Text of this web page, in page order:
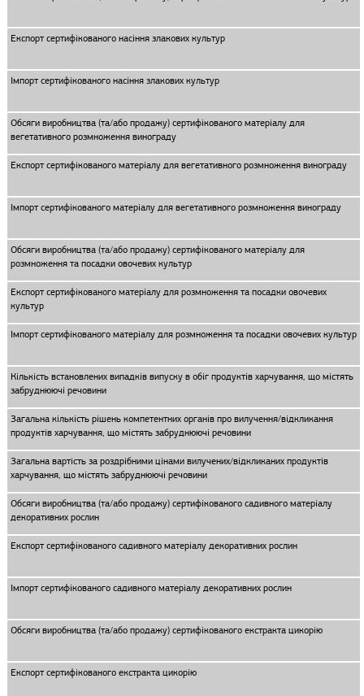
Експорт сертифікованого насіння злакових культур
Імпорт сертифікованого насіння злакових культур
Обсяги виробництва (та/або продажу) сертифікованого матеріалу для
вегетативного розмноження винограду
Експорт сертифікованого матеріалу для вегетативного розмноження винограду
Імпорт сертифікованого матеріалу для вегетативного розмноження винограду
Обсяги виробництва (та/або продажу) сертифікованого матеріалу для
розмноження та посадки овочевих культур
Експорт сертифікованого матеріалу для розмноження та посадки овочевих
культур
Імпорт сертифікованого матеріалу для розмноження та посадки овочевих культур
Кількість встановлених випадків випуску в обіг продуктів харчування, що містять
забруднюючі речовини
Загальна кількість рішень компетентних органів про вилучення/відкликання
продуктів харчування, що містять забруднюючі речовини
Загальна вартість за роздрібними цінами вилучених/відкликаних продуктів
харчування, що містять забруднюючі речовини
Обсяги виробництва (та/або продажу) сертифікованого садивного матеріалу
декоративних рослин
Експорт сертифікованого садивного матеріалу декоративних рослин
Імпорт сертифікованого садивного матеріалу декоративних рослин
Обсяги виробництва (та/або продажу) сертифікованого екстракта цикорію
Експорт сертифікованого екстракта цикорію